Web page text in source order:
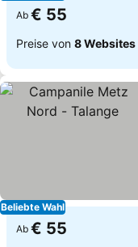
Ab € 55
Preise von 8 Websites
Beliebte Wahl
Ab € 55